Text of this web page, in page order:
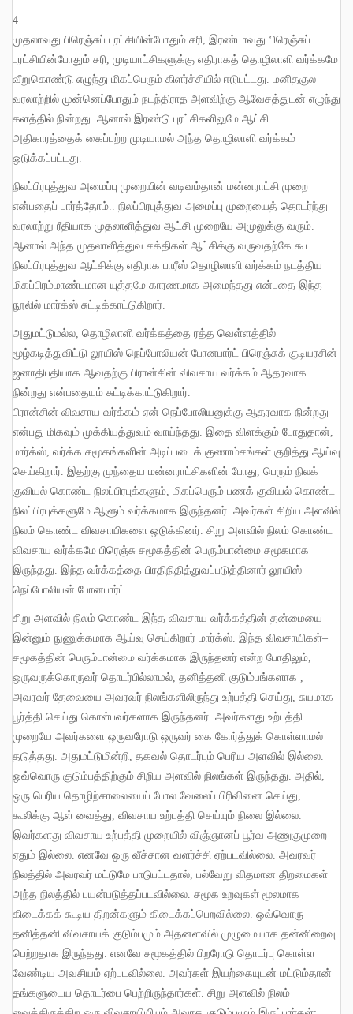
4
முதலாவது பிரெஞ்சுப் புரட்சியின்போதும் சரி இரண்டாவது பிரெஞ்சுப்
புரட்சியின்போதும் சரி முடியாட்சிகளுக்கு எதிராகத் தொழிலாளி வர்க்கமே
வீறுகொண்டு எழுந்து மிகப்பெரும் கிளர்ச்சியில் ஈடுபட்டது மனிதகுல
வரலாற்றில் முன்னெப்போதும் நடந்திராத அளவிற்கு ஆவேசத்துடன் எழுந்து
களத்தில் நின்றது ஆனால் இரண்டு புரட்சிகளிலுமே ஆட்சி
அதிகாரத்தைக் கைப்பற்ற முடியாமல் அந்த தொழிலாளி வர்க்கம்
ஒடுக்கப்பட்டது
நிலப்பிரபுத்துவ அமைப்பு முறையின் வடிவம்தான் மன்னராட்சி முறை
என்பதைப் பார்த்தோம்
நிலப்பிரபுத்துவ அமைப்பு முறையைத் தொடர்ந்து
வரலாற்று ரீதியாக முதலாளித்துவ ஆட்சி முறையே அமுலுக்கு வரும்
ஆனால் அந்த முதலாளித்துவ சக்திகள் ஆட்சிக்கு வருவதற்கே கூட
நிலப்பிரபுத்துவ ஆட்சிக்கு எதிராக பாரீஸ் தொழிலாளி வர்க்கம் நடத்திய
மிகப்பிரம்மாண்டமான யுத்தமே காரணமாக அமைந்தது என்பதை இந்த
நூலில் மார்க்ஸ் சுட்டிக்காட்டுகிறார்
அதுமட்டுமல்ல தொழிலாளி வர்க்கத்தை ரத்த வெள்ளத்தில்
மூழ்கடித்துவிட்டு லூயிஸ் நெப்போலியன் போனபார்ட் பிரெஞ்சுக் குடியரசின்
ஜனாதிபதியாக ஆவதற்கு பிரான்சின் விவசாய வர்க்கம் ஆதரவாக
நின்றது என்பதையும் சுட்டிக்காட்டுகிறார்
பிரான்சின் விவசாய வர்க்கம் ஏன் நெப்போலியனுக்கு ஆதரவாக நின்றது
என்பது மிகவும் முக்கியத்துவம் வாய்ந்தது இதை விளக்கும் போதுதான்
மார்க்ஸ் வர்க்க சமூகங்களின் அடிப்படைக் குணாம்சங்கள் குறித்து ஆய்வு
செய்கிறார் இதற்கு முந்தைய மன்னராட்சிகளின் போது பெரும் நிலக்
குவியல் கொண்ட நிலப்பிரபுக்களும் மிகப்பெரும் பணக் குவியல் கொண்ட
நிலப்பிரபுக்களுமே ஆளும் வர்க்கமாக இருந்தனர் அவர்கள் சிறிய அளவில்
நிலம் கொண்ட விவசாயிகளை ஒடுக்கினர் சிறு அளவில் நிலம் கொண்ட
விவசாய வர்க்கமே பிரெஞ்சு சமூகத்தின் பெரும்பான்மை சமூகமாக
இருந்தது இந்த வர்க்கத்தை பிரதிநிதித்துவப்படுத்தினார் லூயிஸ்
நெப்போலியன் போனபார்ட்
சிறு அளவில் நிலம் கொண்ட இந்த விவசாய வர்க்கத்தின் தன்மையை
இன்னும் நுணுக்கமாக ஆய்வு செய்கிறார் மார்க்ஸ். இந்த விவசாயிகள்–
சமூகத்தின் பெரும்பான்மை வர்க்கமாக இருந்தனர் என்ற போதிலும்,
ஒருவருக்கொருவர் தொடர்பில்லாமல், தனித்தனி குடும்பங்களாக ,
அவரவர் தேவையை அவரவர் நிலங்களிலிருந்து உற்பத்தி செய்து, சுயமாக
பூர்த்தி செய்து கொள்பவர்களாக இருந்தனர். அவர்களது உற்பத்தி
முறையே அவர்களை ஒருவரோடு ஒருவர் கை கோர்த்துக் கொள்ளாமல்
தடுத்தது. அதுமட்டுமின்றி, தகவல் தொடர்பும் பெரிய அளவில் இல்லை.
ஒவ்வொரு குடும்பத்திற்கும் சிறிய அளவில் நிலங்கள் இருந்தது. அதில்,
ஒரு பெரிய தொழிற்சாலையைப் போல வேலைப் பிரிவினை செய்து,
கூலிக்கு ஆள் வைத்து, விவசாய உற்பத்தி செய்யும் நிலை இல்லை.
இவர்களது விவசாய உற்பத்தி முறையில் விஞ்ஞானப் பூர்வ அணுகுமுறை
ஏதும் இல்லை. எனவே ஒரு வீச்சான வளர்ச்சி ஏற்படவில்லை. அவரவர்
நிலத்தில் அவரவர் மட்டுமே பாடுபட்டதால், பல்வேறு விதமான திறமைகள்
அந்த நிலத்தில் பயன்படுத்தப்படவில்லை. சமூக உறவுகள் மூலமாக
கிடைக்கக் கூடிய திறன்களும் கிடைக்கப்பெறவில்லை. ஒவ்வொரு
தனித்தனி விவசாயக் குடும்பமும் அதனளவில் முழுமையாக தன்னிறைவு
பெற்றதாக இருந்தது. எனவே சமூகத்தில் பிறரோடு தொடர்பு கொள்ள
வேண்டிய அவசியம் ஏற்படவில்லை. அவர்கள் இயற்கையுடன் மட்டும்தான்
தங்களுடைய தொடர்பை பெற்றிருந்தார்கள். சிறு அளவில் நிலம்